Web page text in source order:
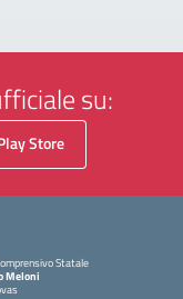
su:
Store
Statale
Meloni